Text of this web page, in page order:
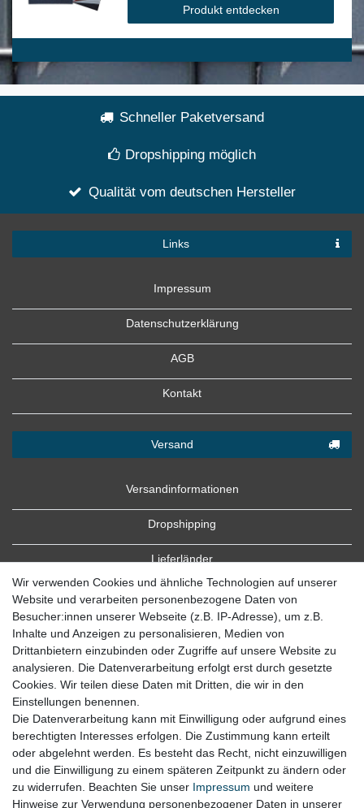
Produkt entdecken
Schneller Paketversand
Dropshipping möglich
Qualität vom deutschen Hersteller
Links
Impressum
Datenschutzerklärung
AGB
Kontakt
Versand
Versandinformationen
Dropshipping
Lieferländer
Zahlung
Zahlungsbedingungen
Wir verwenden Cookies und ähnliche Technologien auf unserer
Website und verarbeiten personenbezogene Daten von
Besucher:innen unserer Webseite (z.B. IP-Adresse), um z.B.
Inhalte und Anzeigen zu personalisieren, Medien von
Drittanbietern einzubinden oder Zugriffe auf unsere Website zu
analysieren. Die Datenverarbeitung erfolgt erst durch gesetzte
Cookies. Wir teilen diese Daten mit Dritten, die wir in den
Einstellungen benennen.
Die Datenverarbeitung kann mit Einwilligung oder aufgrund eines
berechtigten Interesses erfolgen. Die Zustimmung kann erteilt
oder abgelehnt werden. Es besteht das Recht, nicht einzuwilligen
und die Einwilligung zu einem späteren Zeitpunkt zu ändern oder
zu widerrufen. Beachten Sie unser Impressum und weitere
Hinweise zur Verwendung personenbezogener Daten in unserer